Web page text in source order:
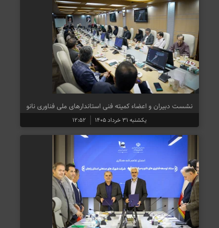
نشست دبیران و اعضاء کمیته فنی استاندارهای ملی فناوری نانو
یکشنبه ۳۱ خرداد ۱۴۰۵ ۱۲:۵۲